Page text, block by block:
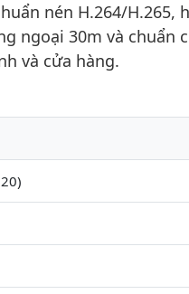
nén H.264/H.265,
ngoại 30m và chuẩn
và cửa hàng.